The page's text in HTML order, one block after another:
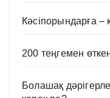
Кәсіпорындарға –
200 теңгемен
Болашақ